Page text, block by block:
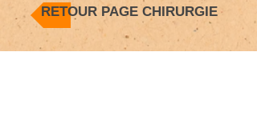
RETOUR PAGE CHIRURGIE